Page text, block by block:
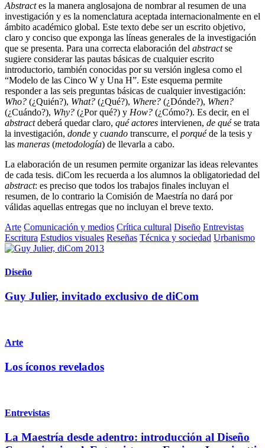
Abstractes la manera anglosajona de nombrar al resumen de una
investigación y es la nomenclatura aceptada internacionalmente en el
ámbito académico global. Este texto debe ser un escrito objetivo,
claro y conciso que exponga las líneas generales de la investigación
que se presenta. Para una correcta elaboración del abstractse
sugiere considerar las pautas básicas de cualquier escrito
introductorio, también conocidas por su versión inglesa como el
“Modelo de las Cinco W y Una H”. Este esquema permite
responder a las seis preguntas básicas de cualquier investigación:
Who? (¿Quién?), What? (¿Qué?), Where? (¿Dónde?), When?
(¿Cuándo?), Why? (¿Por qué?) y How? (¿Cómo?). Es decir, en el
abstractdeberá quedar claro, qué actores intervienen, de quése trata
la investigación, donde y cuando transcurre, el porquéde la tesis y
las maneras (metodología) de llevarla a cabo.
La elaboración de un resumen permite organizar las ideas relevantes
de cada tesis. diCom les recuerda a los alumnos la obligatoriedad del
abstract: es preciso que todos los trabajos finales incluyan el
resumen, de lo contrario la Comisión de Maestría no dará por
válidas aquellas entregas que no incluyan el breve texto.
Arte Comunicación y medios Crítica cultural Diseño Entrevistas
Escritura Estudios visuales Reseñas Técnica y sociedad Urbanismo
Diseño
Guy Julier, invitado exclusivo de diCom
Arte
Los íconos revelados
Entrevistas
La Maestría desde adentro: introducción al Diseño